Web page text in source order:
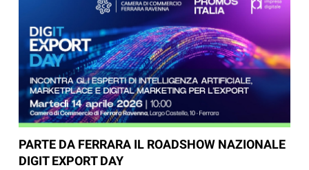
PARTE DA FERRARA IL ROADSHOW NAZIONALE
DIGIT EXPORT DAY